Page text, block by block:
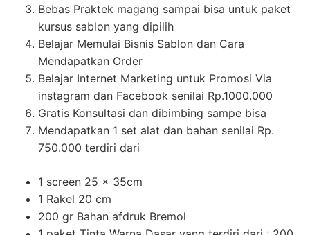
Bebas Praktek magang sampai bisa untuk paket
kursus sablon yang dipilih
Belajar Memulai Bisnis Sablon dan Cara
Mendapatkan Order
Belajar Internet Marketing untuk Promosi Via
instagram dan Facebook senilai Rp.1000.000
Gratis Konsultasi dan dibimbing sampe bisa
Mendapatkan 1 set alat dan bahan senilai Rp.
750.000 terdiri dari
1 screen 25 x 35cm
1 Rakel 20 cm
200 gr Bahan afdruk Bremol